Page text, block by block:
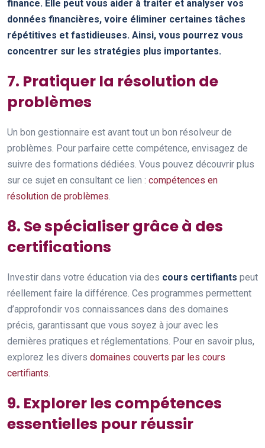
finance. Elle peut vous aider à traiter et analyser vos
données financières, voire éliminer certaines tâches
répétitives et fastidieuses. Ainsi, vous pourrez vous
concentrer sur les stratégies plus importantes.
7. Pratiquer la résolution de
problèmes
Un bon gestionnaire est avant tout un bon résolveur de
problèmes. Pour parfaire cette compétence, envisagez de
suivre des formations dédiées. Vous pouvez découvrir plus
sur ce sujet en consultant ce lien : compétences en
résolution de problèmes.
8. Se spécialiser grâce à des
certifications
Investir dans votre éducation via des cours certifiants peut
réellement faire la différence. Ces programmes permettent
d’approfondir vos connaissances dans des domaines
précis, garantissant que vous soyez à jour avec les
dernières pratiques et réglementations. Pour en savoir plus,
explorez les divers domaines couverts par les cours
certifiants.
9. Explorer les compétences
essentielles pour réussir